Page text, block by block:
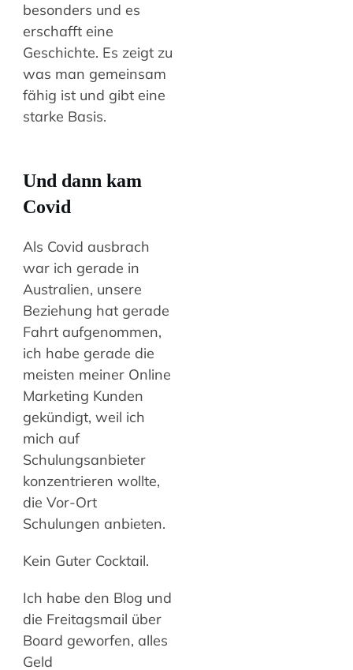
besonders und es
erschafft eine
Geschichte. Es zeigt zu
was man gemeinsam
fähig ist und gibt eine
starke Basis.
Und dann kam
Covid
Als Covid ausbrach
war ich gerade in
Australien, unsere
Beziehung hat gerade
Fahrt aufgenommen,
ich habe gerade die
meisten meiner Online
Marketing Kunden
gekündigt, weil ich
mich auf
Schulungsanbieter
konzentrieren wollte,
die Vor-Ort
Schulungen anbieten.
Kein Guter Cocktail.
Ich habe den Blog und
die Freitagsmail über
Board geworfen, alles
Geld